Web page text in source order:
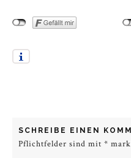
SCHREIBE EINEN
Pflichtfelder sind mit *